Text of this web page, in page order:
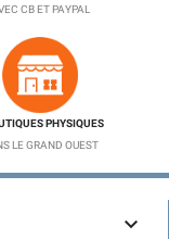
CB ET PAYPAL
PHYSIQUES
LE GRAND OUEST
